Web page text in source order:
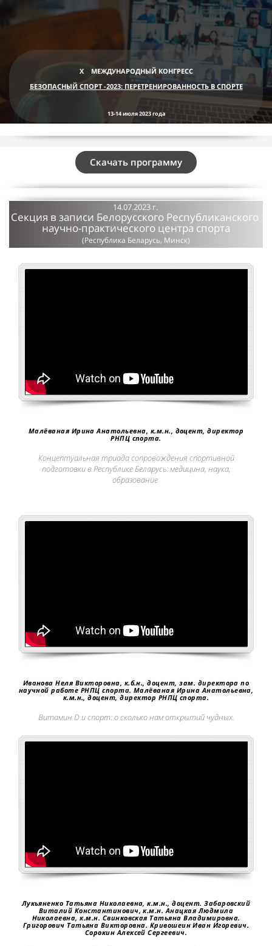
X
МЕЖДУНАРОДНЫЙ КОНГРЕСС
БЕЗОПАСНЫЙ СПОРТ -2023: ПЕРЕТРЕНИРОВАННОСТЬ В СПОРТЕ
13-14 июля 2023 года
Скачать программу
14.07.2023 г.
Секция в записи Белорусского Республиканского
научно-практического центра спорта
(Республика Беларусь, Минск)
Малёваная Ирина Анатольевна, к.м.н., доцент, директор
РНПЦ спорта.
Концептуальная триада сопровождения спортивной
подготовки в Республике Беларусь: медицина, наука,
образование
Иванова Неля Викторовна, к.б.н., доцент, зам. директора по
научной работе РНПЦ спорта. Малёваная Ирина Анатольевна,
к.м.н., доцент, директор РНПЦ спорта.
Витамин D и спорт: о сколько нам открытий чудных.
Лукьяненко Татьяна Николаевна, к.м.н., доцент. Забаровский
Виталий Константинович, к.м.н. Анацкая Людмила
Николаевна, к.м.н. Свинковская Татьяна Владимировна.
Григорович Татьяна Викторовна. Кривошеин Иван Игоревич.
Сорокин Алексей Сергеевич.